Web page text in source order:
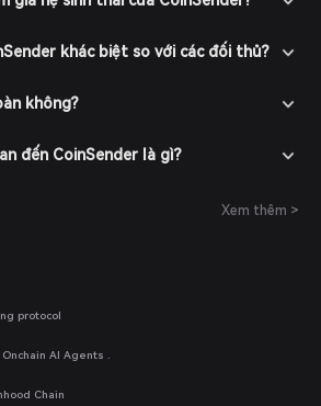
khác biệt so với các đối thủ?
không?
đến CoinSender là gì?
Xem thêm >
protocol
AI Agents .
Chain